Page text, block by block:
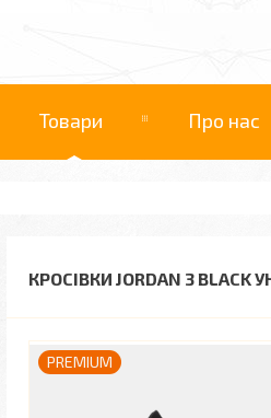
Товари Про нас
КРОСІВКИ JORDAN 3 BLACK
PREMIUM